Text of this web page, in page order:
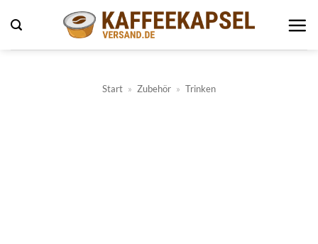
Inhalt
springen
Start » Zubehör » Trinken